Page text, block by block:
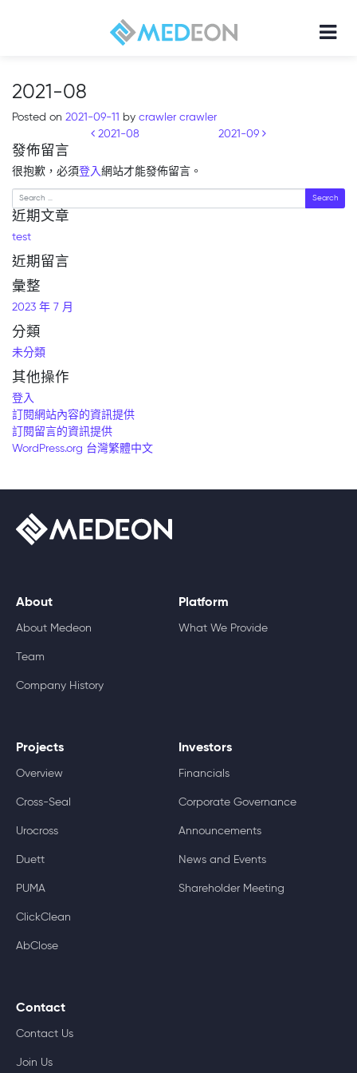
2021-08
Posted on 2021-09-11 by crawler crawler
Post navigation
2021-08 2021-09
發佈留言
很抱歉，必須登入網站才能發佈留言。
Search
近期文章
test
近期留言
彙整
2023 年 7 月
分類
未分類
其他操作
登入
訂閱網站內容的資訊提供
訂閱留言的資訊提供
WordPress.org 台灣繁體中文
About
About Medeon
Team
Company History
Platform
What We Provide
Projects
Overview
Cross-Seal
Urocross
Duett
PUMA
ClickClean
AbClose
Investors
Financials
Corporate Governance
Announcements
News and Events
Shareholder Meeting
Contact
Contact Us
Join Us